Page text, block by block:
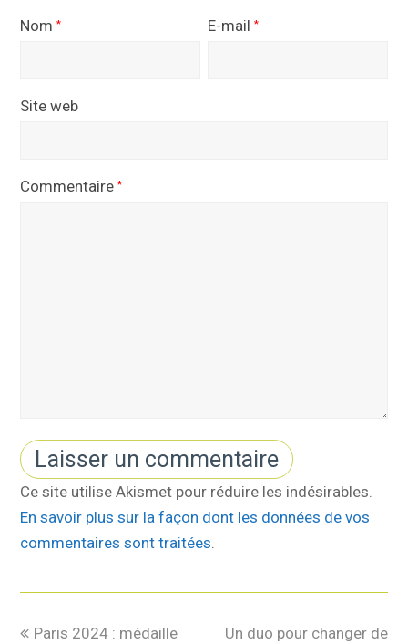
Nom* E-mail*
Site web
Commentaire*
Ce site utilise Akismet pour réduire les indésirables.
En savoir plus sur la façon dont les données de vos
commentaires sont traitées.
Paris 2024 : médaille
Un duo pour changer de